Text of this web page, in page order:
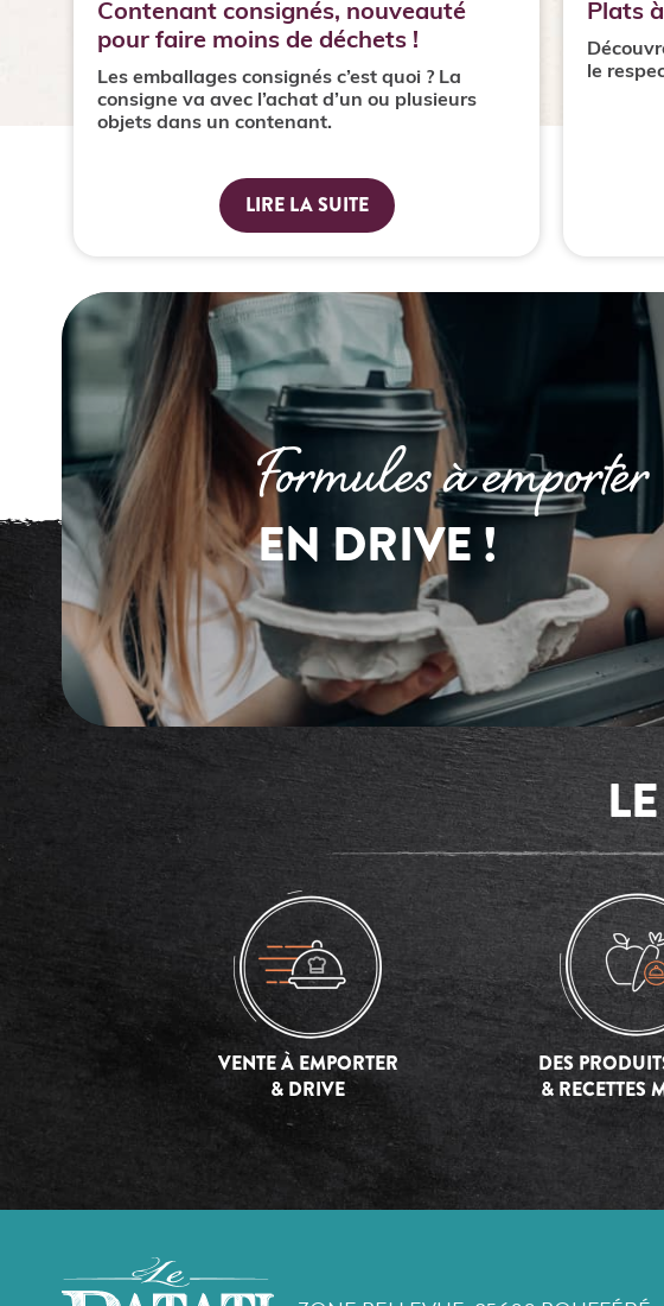
Contenant consignés, nouveauté
pour faire moins de déchets !
Les emballages consignés c’est quoi ? La
consigne va avec l’achat d’un ou plusieurs
objets dans un contenant.
LIRE LA SUITE
Plats
le
Formules à emporter
EN DRIVE !
VENTE À EMPORTER
& DRIVE
DES
& RECETTES